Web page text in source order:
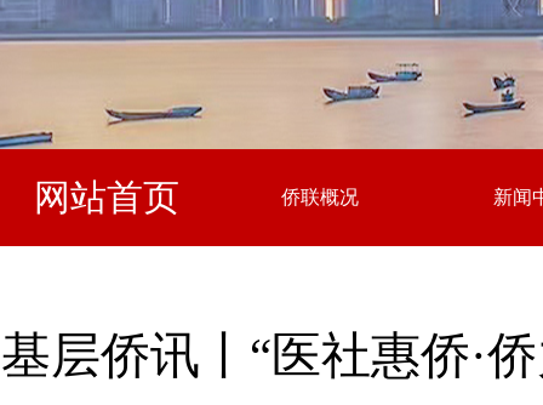
网站首页 侨联概况 新闻
基层侨讯丨“医社惠侨·